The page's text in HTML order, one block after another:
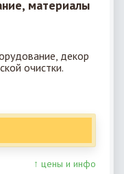
материалы
декор
очистки.
↑ цены и инфо